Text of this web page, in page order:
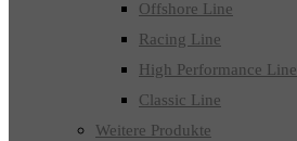
Offshore Line
Racing Line
High Performance Line
Classic Line
Weitere Produkte